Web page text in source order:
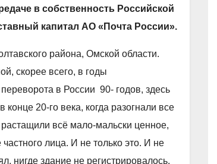
в собственность Российской
капитал АО «Почта России».
района, Омской области.
скорее всего, в годы
в России 90- годов, здесь
20-го века, когда разогнали все
всё мало-мальски ценное,
лица. И не только это. И не
нигде здание не регистрировалось.